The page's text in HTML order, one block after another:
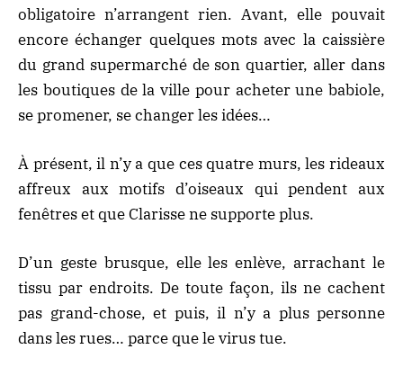
obligatoire n’arrangent rien. Avant, elle pouvait
encore échanger quelques mots avec la caissière
du grand supermarché de son quartier, aller dans
les boutiques de la ville pour acheter une babiole,
se promener, se changer les idées…
À présent, il n’y a que ces quatre murs, les rideaux
affreux aux motifs d’oiseaux qui pendent aux
fenêtres et que Clarisse ne supporte plus.
D’un geste brusque, elle les enlève, arrachant le
tissu par endroits. De toute façon, ils ne cachent
pas grand-chose, et puis, il n’y a plus personne
dans les rues… parce que le virus tue.